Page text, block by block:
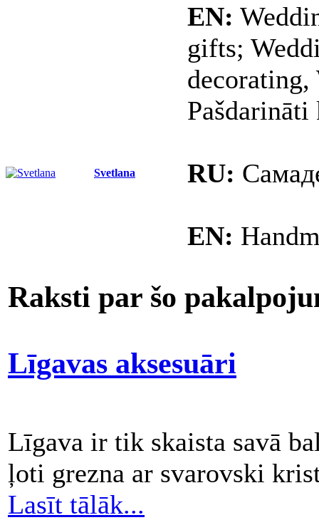
EN:
gifts;
Svetlana RU:
EN:
Raksti par šo
Līgavas aksesuāri
Līgava ir tik skaista savā
ļoti grezna ar svarovski
Lasīt tālāk...